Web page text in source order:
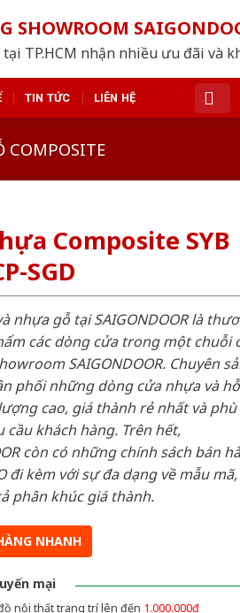
SHOWROOM
TP.HCM nhận nhiều ưu đãi và
TIN TỨC LIÊN HỆ
COMPOSITE
Composite SYB
SGD
nhựa gỗ tại SAIGONDOOR là
các dòng cửa trong một chuỗi
SAIGONDOOR. Chuyên
phối những dòng cửa nhựa và
cao, giá thành rẻ nhất và
cầu khách hàng. Trên hết,
còn có những chính sách bán
đi kèm với sự đa dạng về mẫu
phân khúc giá thành.
NHANH
mại
nội thất trang trí lên đến 1.000.000đ